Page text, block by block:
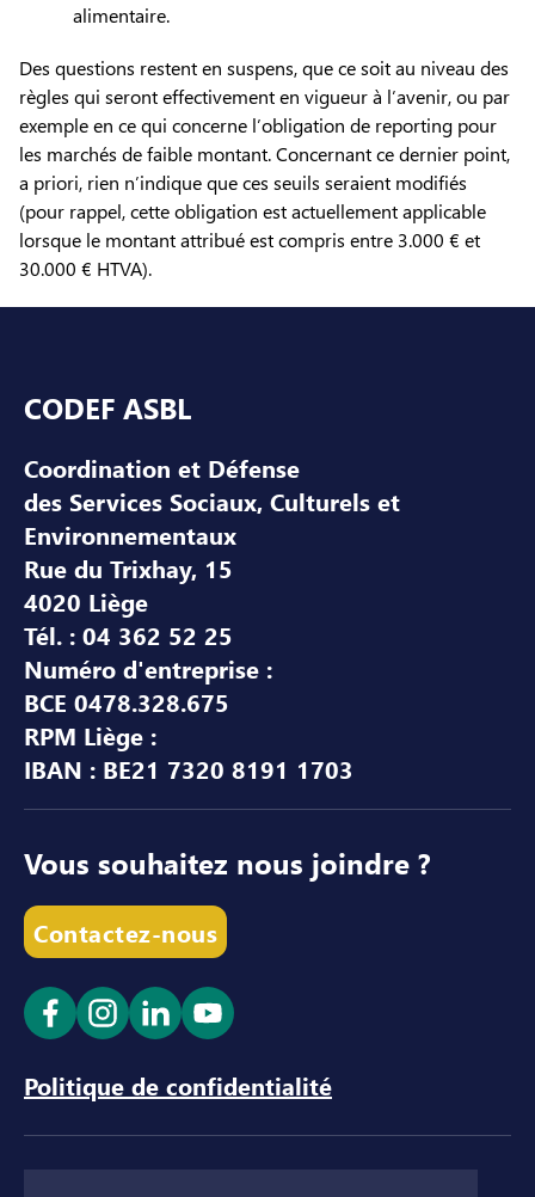
alimentaire.
Des questions restent en suspens, que ce soit au niveau des
règles qui seront effectivement en vigueur à l’avenir, ou par
exemple en ce qui concerne l’obligation de reporting pour
les marchés de faible montant. Concernant ce dernier point,
a priori, rien n’indique que ces seuils seraient modifiés
(pour rappel, cette obligation est actuellement applicable
lorsque le montant attribué est compris entre 3.000 € et
30.000 € HTVA).
CODEF ASBL
Coordination et Défense
des Services Sociaux, Culturels et
Environnementaux
Rue du Trixhay, 15
4020 Liège
Tél. : 04 362 52 25
Numéro d'entreprise :
BCE 0478.328.675
RPM Liège :
IBAN : BE21 7320 8191 1703
Vous souhaitez nous joindre ?
Contactez-nous
Ouvrir le lien dans un nouvel onglet
Ouvrir le lien dans un nouvel onglet
Ouvrir le lien dans un nouvel
Ouvrir le lien dans un
Politique de confidentialité